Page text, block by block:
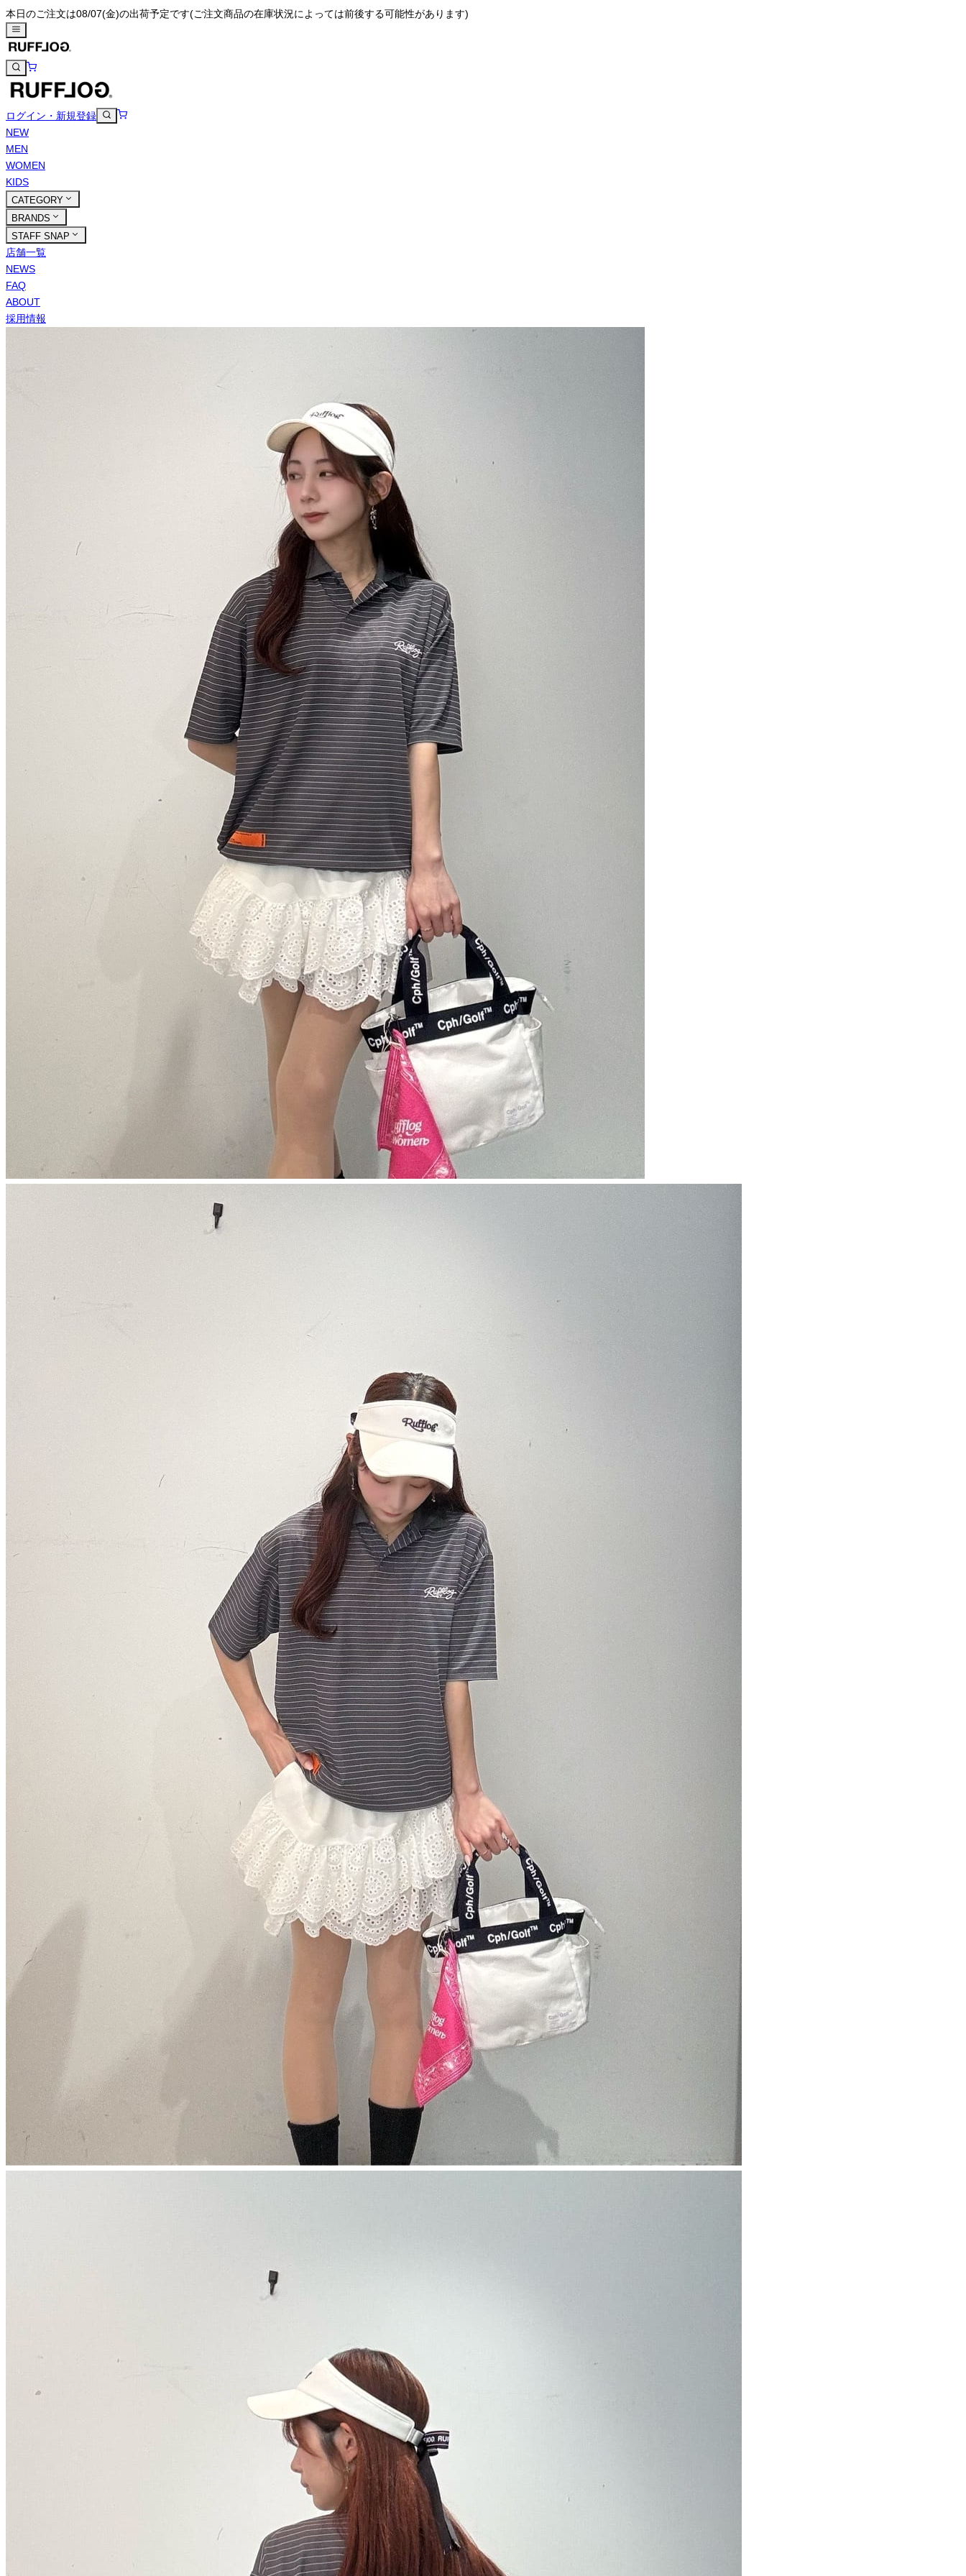
本日のご注文は08/07(金)の出荷予定です(ご注文商品の在庫状況によっては前後する可能性があります)
ログイン・新規登録
NEW
MEN
WOMEN
KIDS
CATEGORY
BRANDS
STAFF SNAP
店舗一覧
NEWS
FAQ
ABOUT
採用情報